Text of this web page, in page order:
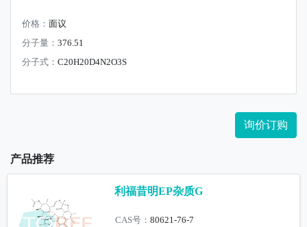
价格： 面议
分子量： 376.51
分子式： C20H20D4N2O3S
询价订购
产品推荐
利福昔明EP杂质G
CAS号：80621-76-7